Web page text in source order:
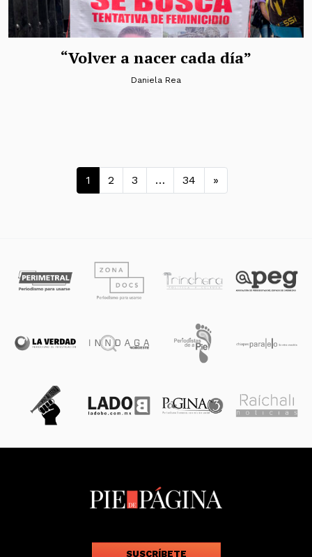
“Volver a nacer cada día”
Daniela Rea
Navegación de entradas
1 2 3 … 34 »
SUSCRÍBETE